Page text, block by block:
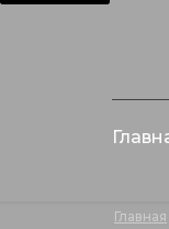
Главная